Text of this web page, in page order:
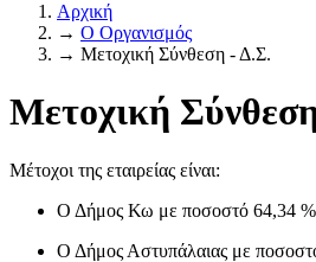
Αρχική
→ Ο Οργανισμός
→ Μετοχική Σύνθεση - Δ.Σ.
Μετοχική
Μέτοχοι της εταιρείας είναι:
Ο Δήμος Κω με ποσοστό 64,34 %
Ο Δήμος Αστυπάλαιας με